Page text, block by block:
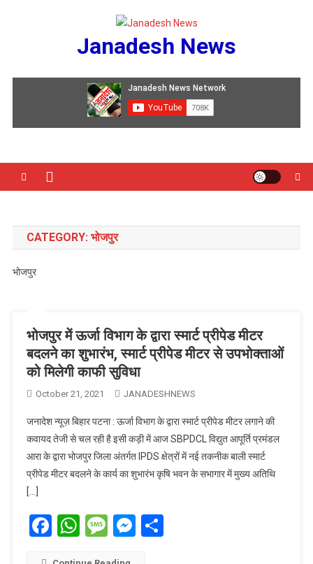
Janadesh News
CATEGORY: भोजपुर
भोजपुर
भोजपुर में ऊर्जा विभाग के द्वारा स्मार्ट प्रीपेड मीटर
बदलने का शुभारंभ, स्मार्ट प्रीपेड मीटर से उपभोक्ताओं
को मिलेगी काफी सुविधा
October 21, 2021 JANADESHNEWS
जनादेश न्यूज़ बिहार पटना : ऊर्जा विभाग के द्वारा स्मार्ट प्रीपेड मीटर लगाने की
कवायद तेजी से चल रही है इसी कड़ी में आज SBPDCL विद्युत आपूर्ति प्रमंडल
आरा के द्वारा भोजपुर जिला अंतर्गत IPDS क्षेत्रों में नई तकनीक बाली स्मार्ट
प्रीपेड मीटर बदलने के कार्य का शुभारंभ कृषि भवन के सभागार में मुख्य अतिथि
[…]
Facebook
WhatsApp
Message
Messenger
Share